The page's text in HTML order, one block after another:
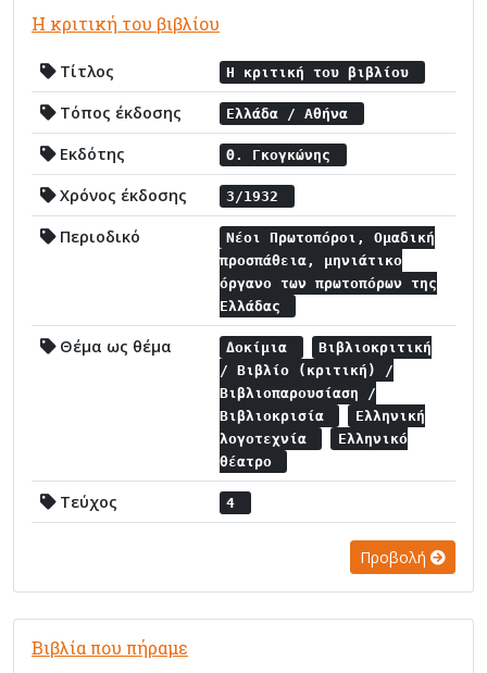
Η κριτική του βιβλίου
Τίτλος Η κριτική του βιβλίου
Τόπος έκδοσης Ελλάδα / Αθήνα
Εκδότης Θ. Γκογκώνης
Χρόνος έκδοσης 3/1932
Περιοδικό
Νέοι Πρωτοπόροι, Ομαδική
προσπάθεια, μηνιάτικο
όργανο των πρωτοπόρων της
Ελλάδας
Θέμα ως θέμα Δοκίμια
Βιβλιοκριτική
/ Βιβλίο (κριτική) /
Βιβλιοπαρουσίαση /
Βιβλιοκρισία
Ελληνική
λογοτεχνία
Ελληνικό
θέατρο
Τεύχος 4
Προβολή
Βιβλία που πήραμε